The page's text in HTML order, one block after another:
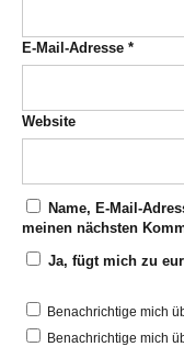
E-Mail-Adresse *
Website
Name, E-Mail-
meinen nächsten
Ja, fügt mich zu
Benachrichtige mich
Benachrichtige mich